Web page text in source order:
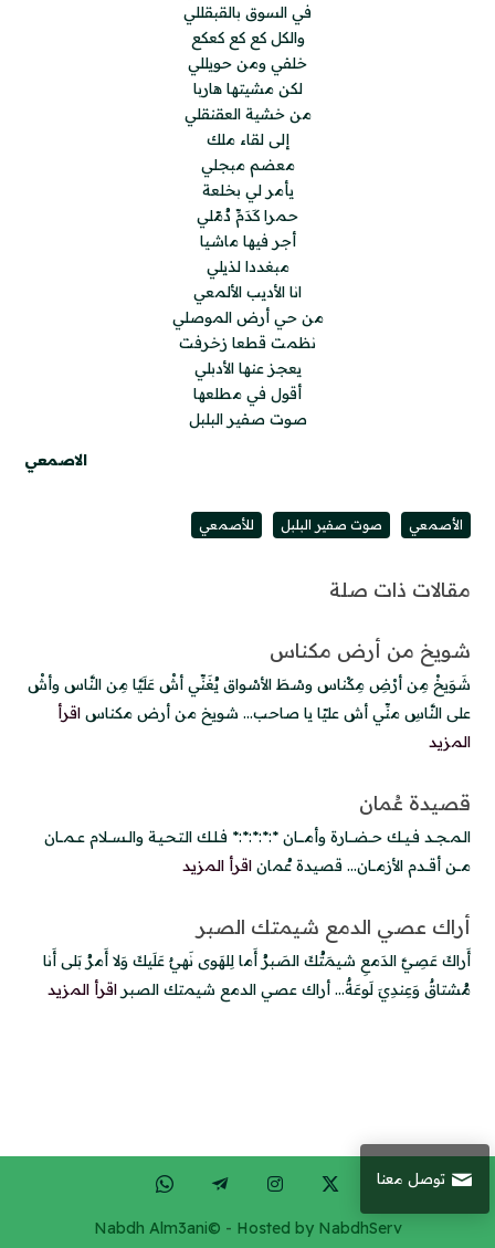
في السوق بالقبقللي
والكل كع كع كعكع
خلفي ومن حويللي
لكن مشيتها هاربا
من خشية العقنقلي
إلى لقاء ملك
معضم مبجلي
يأمر لي بخلعة
حمرا كَدَمِّ دُمّلي
أجر فيها ماشيا
مبغددا لذيلي
انا الأديب الألمعي
من حي أرض الموصلي
نظمت قطعا زخرفت
يعجز عنها الأدبلي
أقول في مطلعها
صوت صفير البلبل
الاصمعي
الأصمعي صوت صفير البلبل للأصمعي
مقالات ذات صلة
شويخ من أرض مكناس
شَوَيخْ مِن أرْضِ مِكْناس وسْطَ الأسْواق يُغَنِّي أشْ عَلَيَّا مِن النَّاس وأشْ
على النَّاسِ منِّي أش عليّا يا صاحب... شويخ من أرض مكناس اقرأ
المزيد
قصيدة عُمان
الـمــجــد فــيـــك حــضـــارة وأمـــــان *:*:*:*:* فــلــك الـتـحـيـة والــســـلام عــمـــان
مـــن أقـــدم الأزمـــان... قصيدة عُمان اقرأ المزيد
أراك عصي الدمع شيمتك الصبر
أَراكَ عَصِيَّ الدَمعِ شيمَتُكَ الصَبرُ أَما لِلهَوى نَهيٌ عَلَيكَ وَلا أَمرُ بَلى أَنا
مُشتاقٌ وَعِندِيَ لَوعَةٌ... أراك عصي الدمع شيمتك الصبر اقرأ المزيد
Nabdh Alm3ani© - Hosted by NabdhServ
توصل معنا